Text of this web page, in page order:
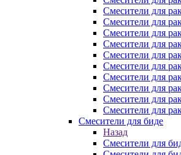
Смесители для
Смесители для
Смесители для
Смесители для
Смесители для
Смесители для
Смесители для
Смесители для
Смесители для
Смесители для
Смесители для биде
Назад
Смесители для